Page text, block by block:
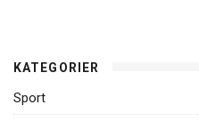
KATEGORIER
Sport